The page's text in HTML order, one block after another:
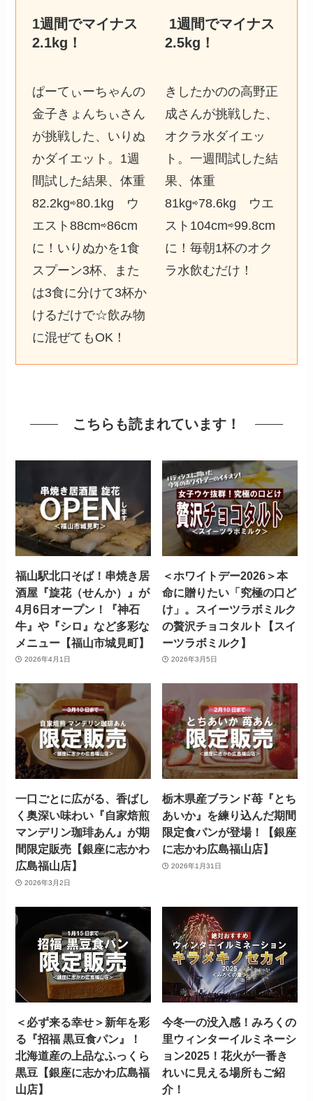
1週間でマイナス
2.1kg ！
ぱーてぃーちゃんの
金子きょんちぃさん
が挑戦した、いりぬ
かダイエット。1週
間試した結果、体重
82.2kg⇨80.1kg ウ
エスト88cm⇨86cm
に！いりぬかを1食
スプーン3杯、また
は3食に分けて3杯か
けるだけで☆飲み物
に混ぜてもOK！
1週間でマイナス
2.5kg ！
きしたかのの高野正
成さんが挑戦した、
オクラ水ダイエッ
ト。一週間試した結
果、体重
81kg⇨78.6kg ウエ
スト104cm⇨99.8cm
に！毎朝1杯のオク
ラ水飲むだけ！
こちらも読まれています！
福山駅北口そば！串焼き居
酒屋『旋花（せんか）』が
4月6日オープン！『神石
牛』や『シロ』など多彩な
メニュー【福山市城見町】
2026年4月1日
＜ホワイトデー2026＞本
命に贈りたい「究極の口ど
け」。スイーツラボミルク
の贅沢チョコタルト【スイ
ーツラボミルク】
2026年3月5日
一口ごとに広がる、香ばし
く奥深い味わい『自家焙煎
マンデリン珈琲あん』が期
間限定販売【銀座に志かわ
広島福山店】
2026年3月2日
栃木県産ブランド苺『とち
あいか』を練り込んだ期間
限定食パンが登場！【銀座
に志かわ広島福山店】
2026年1月31日
＜必ず来る幸せ＞新年を彩
る『招福 黒豆食パン』！
北海道産の上品なふっくら
黒豆【銀座に志かわ広島福
山店】
今冬一の没入感！みろくの
里ウィンターイルミネーシ
ョン2025！花火が一番き
れいに見える場所もご紹
介！